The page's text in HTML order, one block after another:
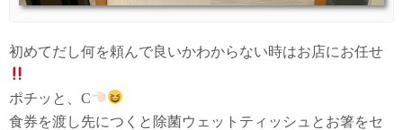
初めてだし何を頼んで良いかわからない時はお店にお任せ
ポチッと、C
食券を渡し先につくと除菌ウェットティッシュとお箸をセ